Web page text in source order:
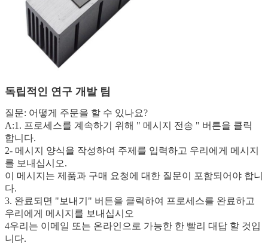
독립적인 연구 개발 팀
질문: 어떻게 주문을 할 수 있나요?
A:1. 프로세스를 계속하기 위해 " 메시지 전송 " 버튼을 클릭
합니다.
2- 메시지 양식을 작성하여 주제를 입력하고 우리에게 메시지
를 보내십시오.
이 메시지는 제품과 구매 요청에 대한 질문이 포함되어야 합니
다.
3. 완료되면 "보내기" 버튼을 클릭하여 프로세스를 완료하고
우리에게 메시지를 보내십시오
4우리는 이메일 또는 온라인으로 가능한 한 빨리 대답 할 것입
니다.